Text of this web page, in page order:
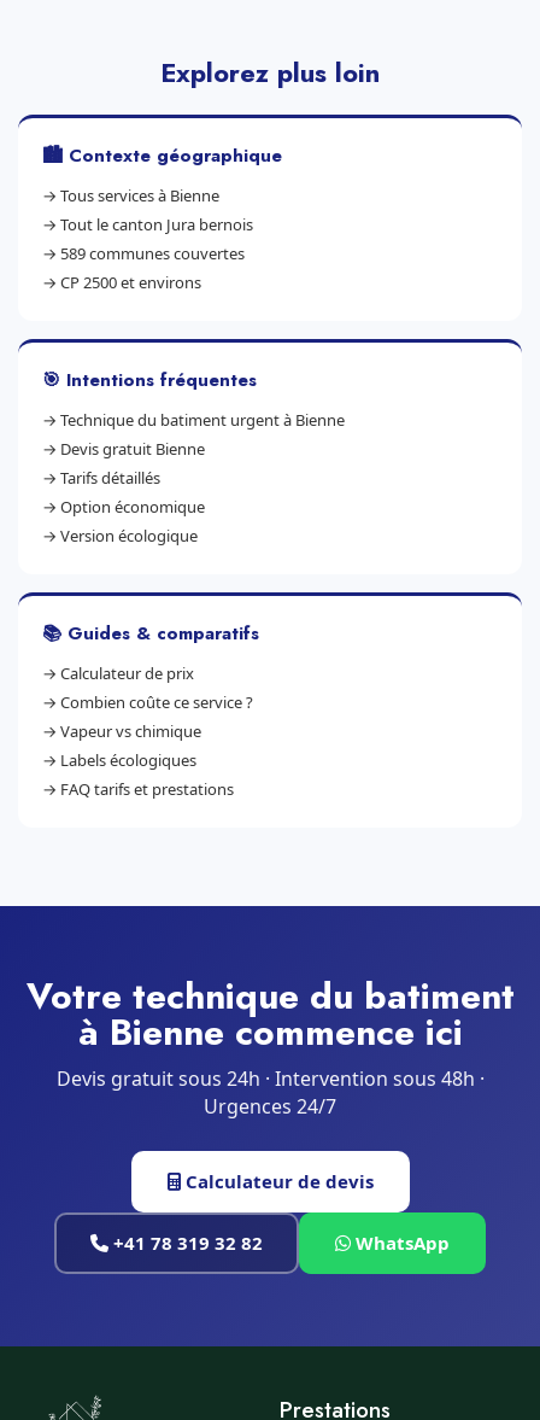
Explorez plus loin
🏙️ Contexte géographique
→ Tous services à Bienne
→ Tout le canton Jura bernois
→ 589 communes couvertes
→ CP 2500 et environs
🎯 Intentions fréquentes
→ Technique du batiment urgent à Bienne
→ Devis gratuit Bienne
→ Tarifs détaillés
→ Option économique
→ Version écologique
📚 Guides & comparatifs
→ Calculateur de prix
→ Combien coûte ce service ?
→ Vapeur vs chimique
→ Labels écologiques
→ FAQ tarifs et prestations
Votre technique du batiment
à Bienne commence ici
Devis gratuit sous 24h · Intervention sous 48h ·
Urgences 24/7
Calculateur de devis
+41 78 319 32 82 WhatsApp
Prestations